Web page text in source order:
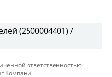
(2500004401) /
ответственностью
Компани"